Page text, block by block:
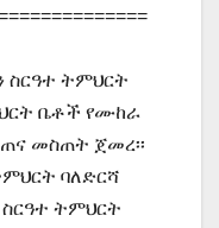
ስርዓተ ትምህርት
ቤቶች የሙከራ
መስጠት ጀመረ፡፡
ባለድርሻ
ትምህርት